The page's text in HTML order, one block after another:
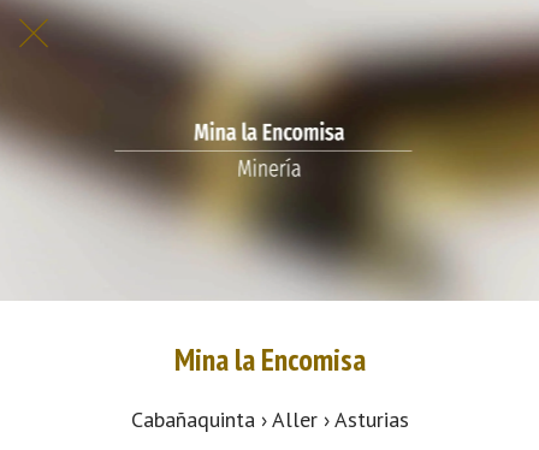
Mina la Encomisa
Cabañaquinta › Aller › Asturias